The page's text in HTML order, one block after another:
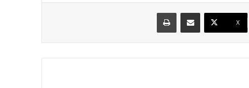
X
مشاركة عبر البريد طباعة